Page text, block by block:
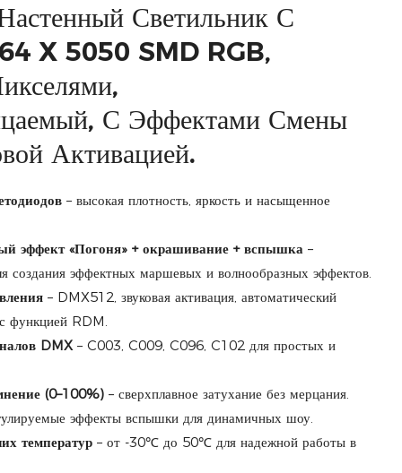
Светильник С
X 5050 SMD RGB,
С Эффектами Смены
Активацией.
– высокая плотность, яркость и насыщенное
эффект «Погоня» + окрашивание + вспышка –
создания эффектных маршевых и волнообразных эффектов.
– DMX512, звуковая активация, автоматический
функцией RDM.
DMX– C003, C009, C096, C102 для простых и
(0–100%) – сверхплавное затухание без мерцания.
эффекты вспышки для динамичных шоу.
температур – от -30℃ до 50℃ для надежной работы в